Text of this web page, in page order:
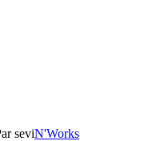
seviN'Works